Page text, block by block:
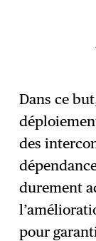
Dans ce
des
durement
pour